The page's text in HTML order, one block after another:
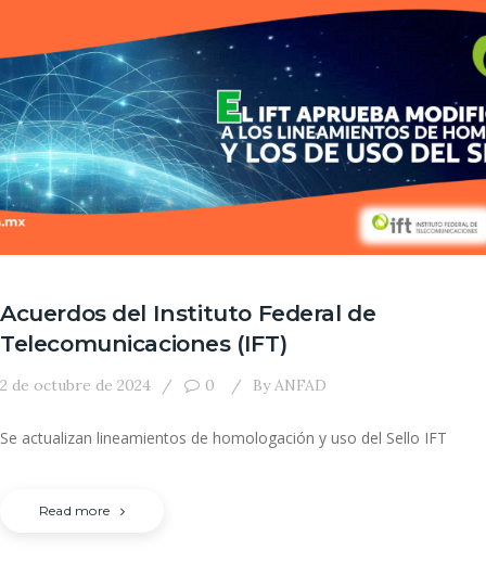
Acuerdos del Instituto Federal de
Telecomunicaciones (IFT)
2 de octubre de 2024 0 ByANFAD
Se actualizan lineamientos de homologación y uso del Sello IFT
Read more